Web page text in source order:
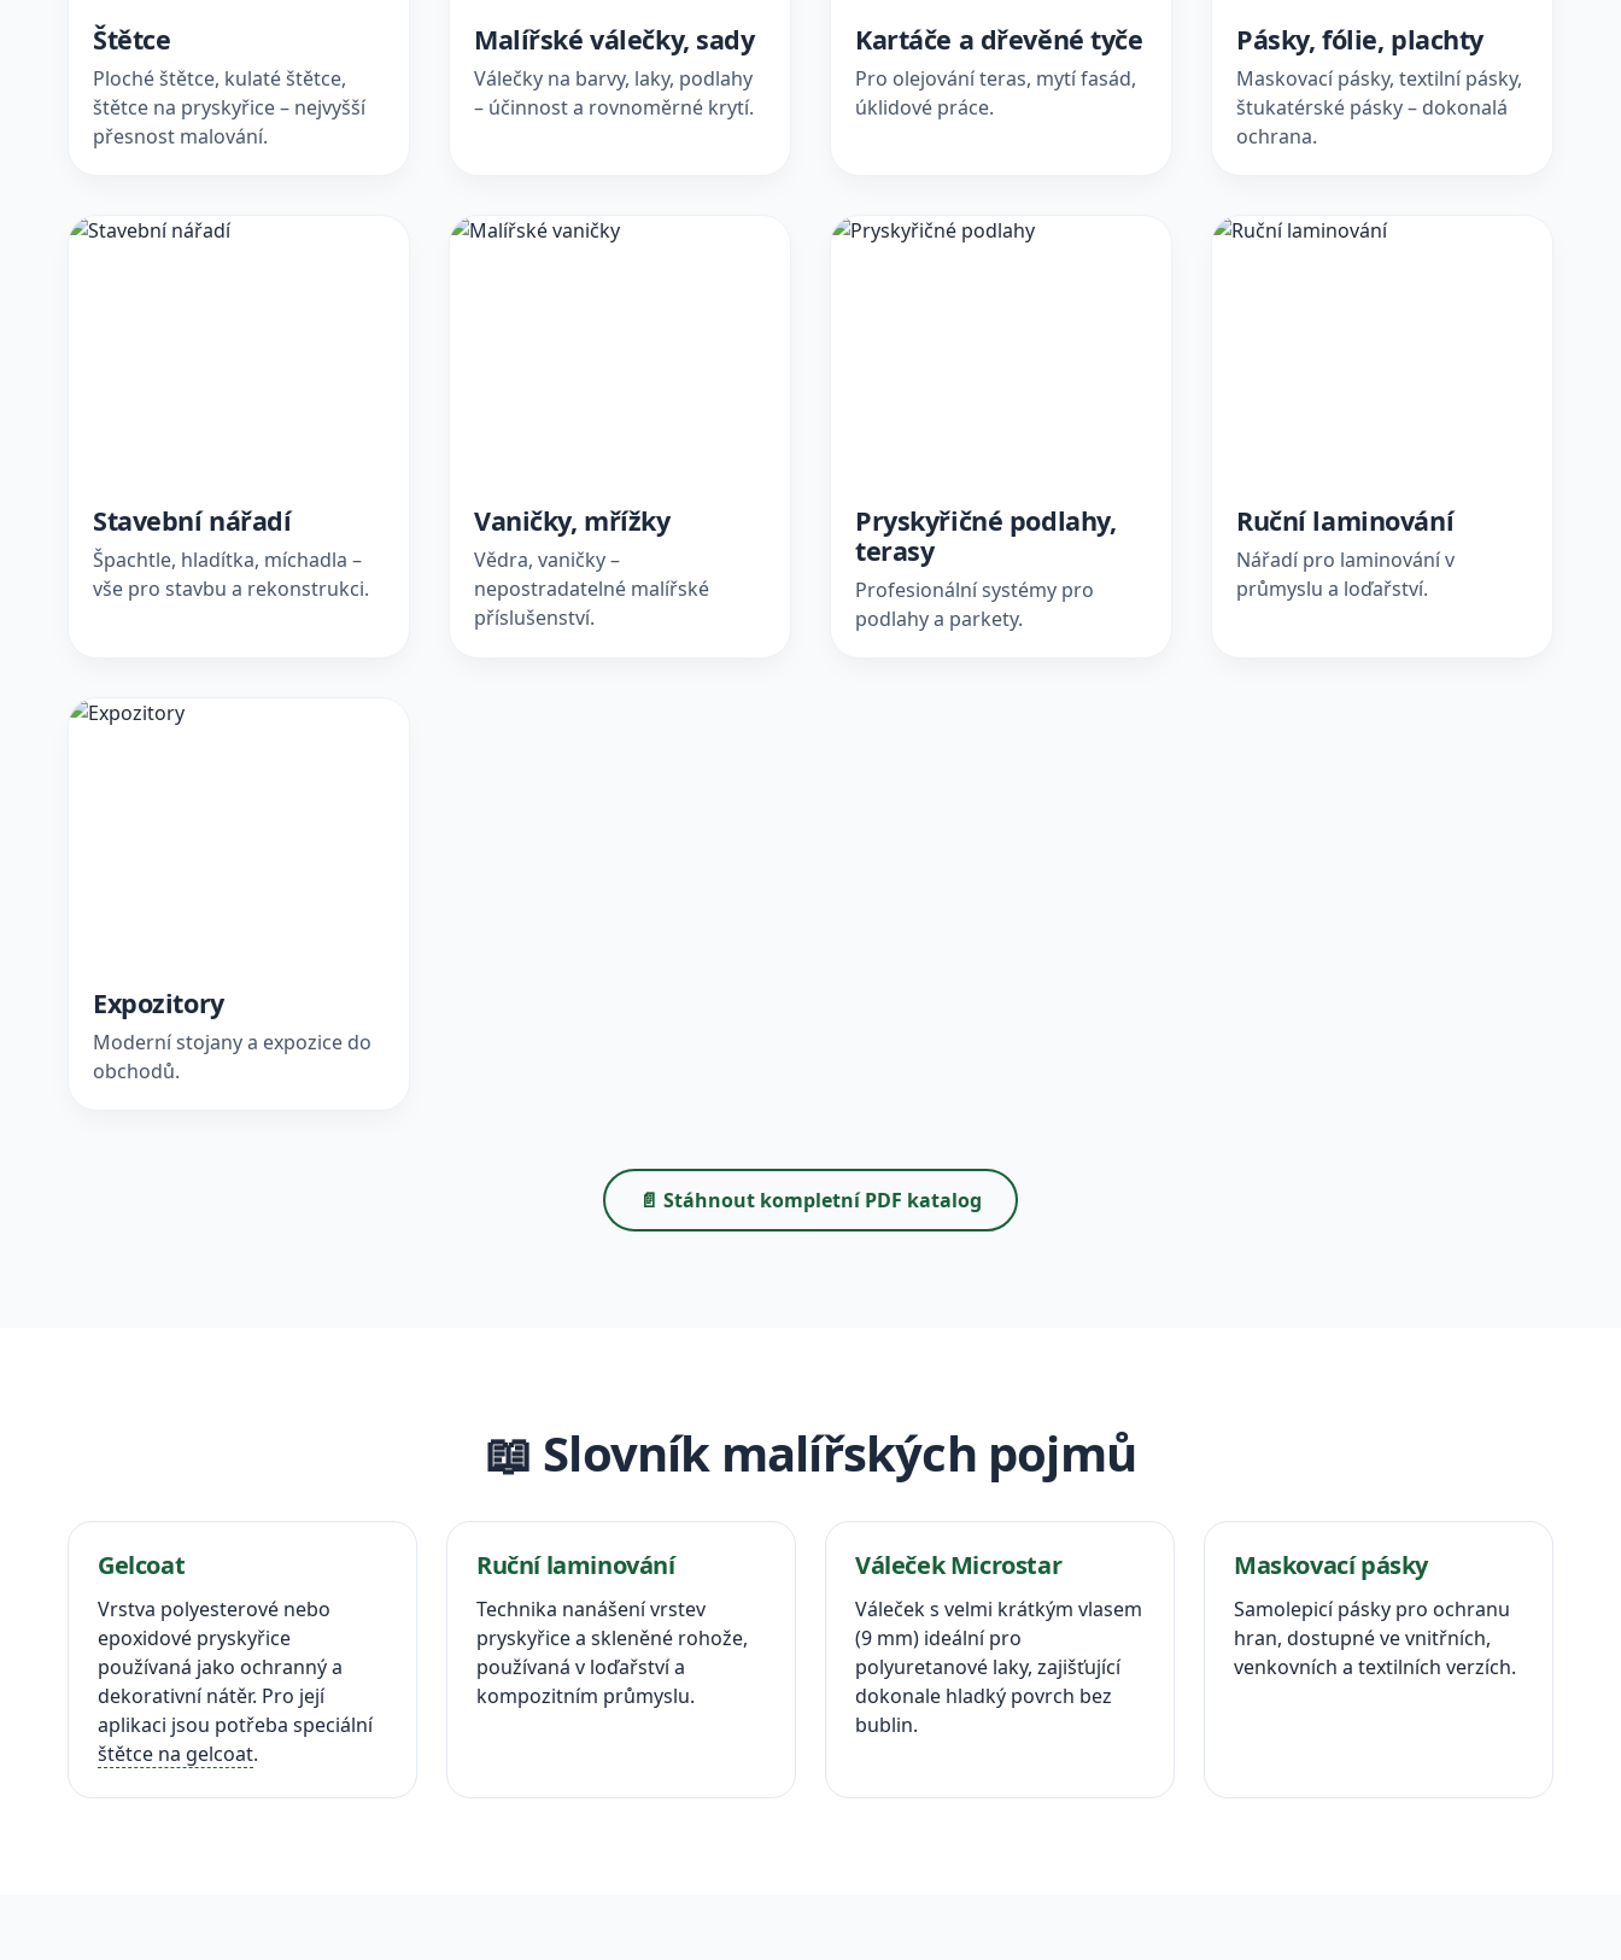
Štětce
Ploché štětce, kulaté štětce,
štětce na pryskyřice – nejvyšší
přesnost malování.
Malířské válečky, sady
Válečky na barvy, laky, podlahy
– účinnost a rovnoměrné krytí.
Kartáče a dřevěné tyče
Pro olejování teras, mytí fasád,
úklidové práce.
Pásky, fólie, plachty
Maskovací pásky, textilní pásky,
štukatérské pásky – dokonalá
ochrana.
Stavební nářadí
Špachtle, hladítka, míchadla –
vše pro stavbu a rekonstrukci.
Vaničky, mřížky
Vědra, vaničky –
nepostradatelné malířské
příslušenství.
Pryskyřičné podlahy,
terasy
Profesionální systémy pro
podlahy a parkety.
Ruční laminování
Nářadí pro laminování v
průmyslu a loďařství.
Expozitory
Moderní stojany a expozice do
obchodů.
📄 Stáhnout kompletní PDF katalog
📖 Slovník malířských pojmů
Gelcoat
Vrstva polyesterové nebo
epoxidové pryskyřice
používaná jako ochranný a
dekorativní nátěr. Pro její
aplikaci jsou potřeba speciální
štětce na gelcoat.
Ruční laminování
Technika nanášení vrstev
pryskyřice a skleněné rohože,
používaná v loďařství a
kompozitním průmyslu.
Váleček Microstar
Váleček s velmi krátkým vlasem
(9 mm) ideální pro
polyuretanové laky, zajišťující
dokonale hladký povrch bez
bublin.
Maskovací pásky
Samolepicí pásky pro ochranu
hran, dostupné ve vnitřních,
venkovních a textilních verzích.